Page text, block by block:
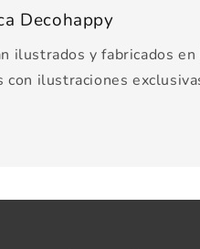
Decohappy
ilustrados y fabricados en
ilustraciones